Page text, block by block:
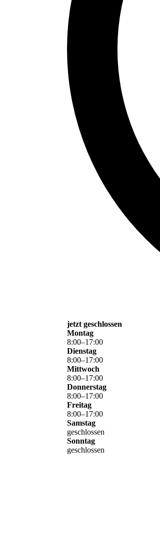
jetzt geschlossen
Montag
8:00–17:00
Dienstag
8:00–17:00
Mittwoch
8:00–17:00
Donnerstag
8:00–17:00
Freitag
8:00–17:00
Samstag
geschlossen
Sonntag
geschlossen